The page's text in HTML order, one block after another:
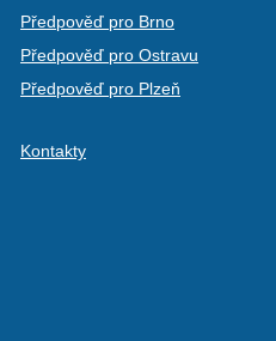
Předpověď pro Brno
Předpověď pro Ostravu
Předpověď pro Plzeň
Kontakty